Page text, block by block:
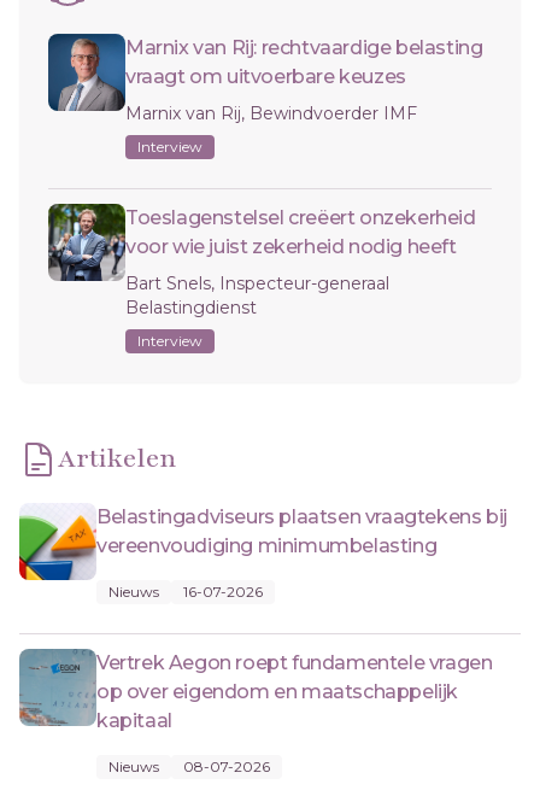
Marnix van Rij: rechtvaardige belasting
vraagt om uitvoerbare keuzes
Marnix van Rij, Bewindvoerder IMF
Interview
Toeslagenstelsel creëert onzekerheid
voor wie juist zekerheid nodig heeft
Bart Snels, Inspecteur-generaal
Belastingdienst
Interview
Artikelen
Belastingadviseurs plaatsen vraagtekens bij
vereenvoudiging minimumbelasting
Nieuws 16-07-2026
Vertrek Aegon roept fundamentele vragen
op over eigendom en maatschappelijk
kapitaal
Nieuws 08-07-2026